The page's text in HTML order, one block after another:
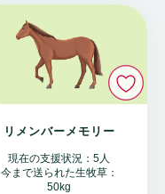
リメンバーメモリー
現在の支援状況：5人
今まで送られた生牧草：
50kg